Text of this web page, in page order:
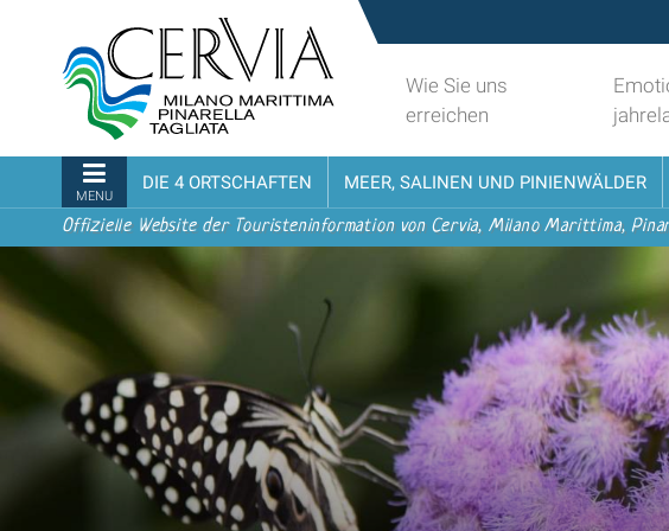
zur
Navigation
turistico
ufficiale
Cervia,
Milano
Marittima,
Pinarella,
Tagliata
Wie Sie uns
erreichen
MENU
DIE 4 ORTSCHAFTEN MEER, SALINEN UND PINIENWÄLDER
Offizielle Website der Touristeninformation von Cervia, Milano Marittima,